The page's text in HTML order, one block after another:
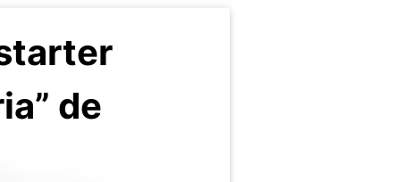
de